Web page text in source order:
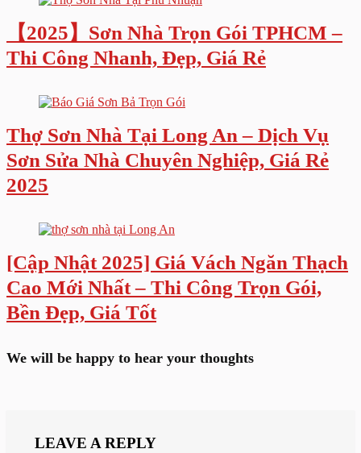
【2025】Sơn Nhà Trọn Gói TPHCM –
Thi Công Nhanh, Đẹp, Giá Rẻ
Thợ Sơn Nhà Tại Long An – Dịch Vụ
Sơn Sửa Nhà Chuyên Nghiệp, Giá Rẻ
2025
[Cập Nhật 2025] Giá Vách Ngăn Thạch
Cao Mới Nhất – Thi Công Trọn Gói,
Bền Đẹp, Giá Tốt
We will be happy to hear your thoughts
LEAVE A REPLY